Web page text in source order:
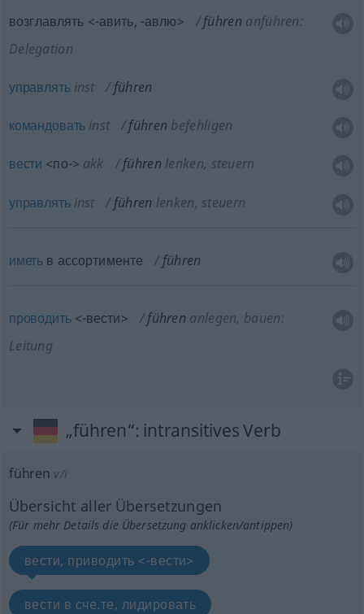
возглавлять <-авить, -авлю> führen anführen:
Delegation
управлятьinst führen
командовать inst führen befehligen
вести <по-> akk führen lenken, steuern
управлятьinst führen lenken, steuern
иметь в ассортименте führen
проводить<-вести> führen anlegen, bauen:
Leitung
„führen“: intransitives Verb
führen v/i
Übersicht aller Übersetzungen
(Für mehr Details die Übersetzung anklicken/antippen)
вести, приводить <-вести>
вести в счe.те, лидировать